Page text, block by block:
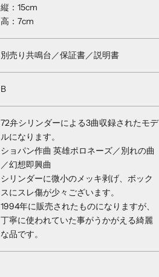
縦：15cm
高：7cm
別売り共鳴台／保証書／説明書
B
72弁シリンダーによる3曲収録されたモデ
ルになります。
ショパン作曲 英雄ポロネーズ／別れの曲
／幻想即興曲
シリンダーに微小のメッキ剥げ、ボック
スにスレ傷が少々ございます。
1994年に販売されたものになりますが、
丁寧に使われていた事がうかがえる綺麗
な品です。